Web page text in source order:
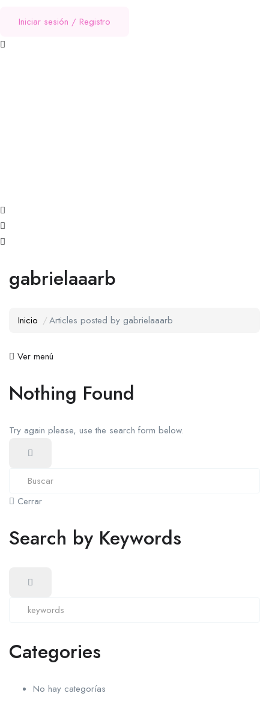
Iniciar sesión / Registro
gabrielaaarb
Inicio Articles posted by gabrielaaarb
Ver menú
Nothing Found
Try again please, use the search form below.
Cerrar
Search by Keywords
Categories
No hay categorías